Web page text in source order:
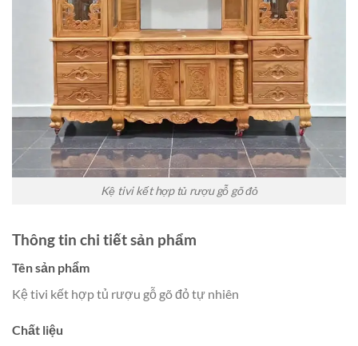
Kệ tivi kết hợp tủ rượu gỗ gõ đỏ
Thông tin chi tiết sản phẩm
Tên sản phẩm
Kệ tivi kết hợp tủ rượu gỗ gõ đỏ tự nhiên
Chất liệu